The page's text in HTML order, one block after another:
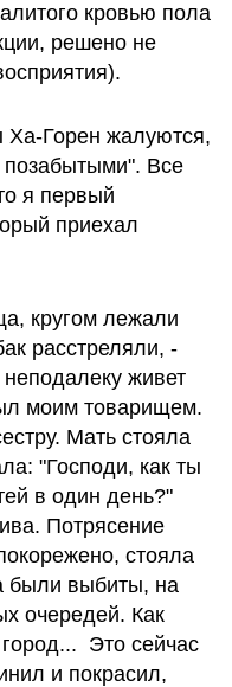
кровью пола
решено не
Горен жалуются,
позабытыми". Все
я первый
приехал
кругом лежали
расстреляли, -
живет
моим товарищем.
Мать стояла
"Господи, как ты
в один день?"
Потрясение
стояла
были выбиты, на
очередей. Как
Это сейчас
и покрасил,